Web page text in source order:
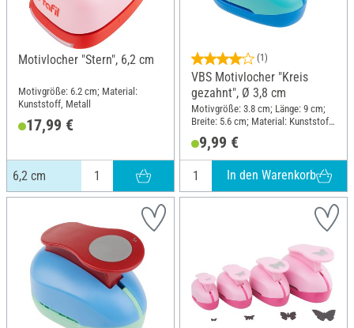
Motivlocher "Stern", 6,2 cm
Motivgröße: 6.2 cm; Material:
Kunststoff, Metall
17,99 €
6,2 cm
(1)
VBS Motivlocher "Kreis
gezahnt", Ø 3,8 cm
Motivgröße: 3.8 cm; Länge: 9 cm;
Breite: 5.6 cm; Material: Kunststoff,
9,99 €
In den Warenkorb